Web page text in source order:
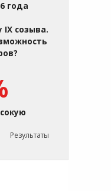
года
IX созыва.
Результаты